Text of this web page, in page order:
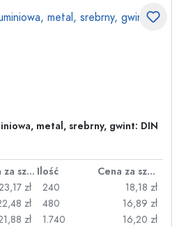
metal, srebrny, gwint: DIN
Cena za sztukę Ilość
Cena za sztukę
zł
zł
zł
240
18,18 zł
480
16,89 zł
1.740
16,20 zł